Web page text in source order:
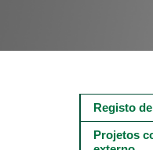
Main
navigation
Registo
Projetos